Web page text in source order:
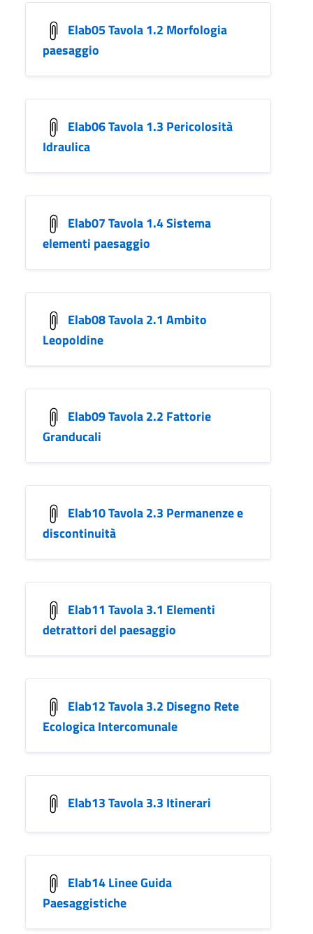
Elab05 Tavola 1.2 Morfologia
paesaggio
Elab06 Tavola 1.3 Pericolosità
Idraulica
Elab07 Tavola 1.4 Sistema
elementi paesaggio
Elab08 Tavola 2.1 Ambito
Leopoldine
Elab09 Tavola 2.2 Fattorie
Granducali
Elab10 Tavola 2.3 Permanenze e
discontinuità
Elab11 Tavola 3.1 Elementi
detrattori del paesaggio
Elab12 Tavola 3.2 Disegno Rete
Ecologica Intercomunale
Elab13 Tavola 3.3 Itinerari
Elab14 Linee Guida
Paesaggistiche